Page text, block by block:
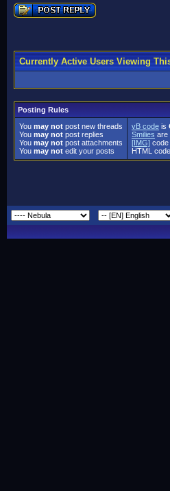
Currently Active Users Viewing
Posting Rules
You may not post new threads
You may not post replies
You may not post attachments
You may not edit your posts
vB code is
Smilies are
[IMG] code
HTML